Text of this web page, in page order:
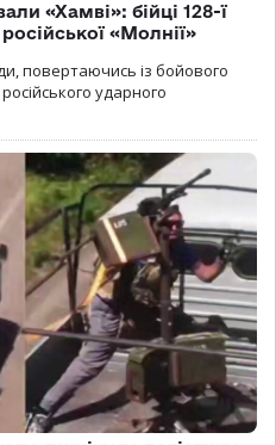
«Хамві»: бійці 128-ї
«Молнії»
повертаючись із бойового
ударного